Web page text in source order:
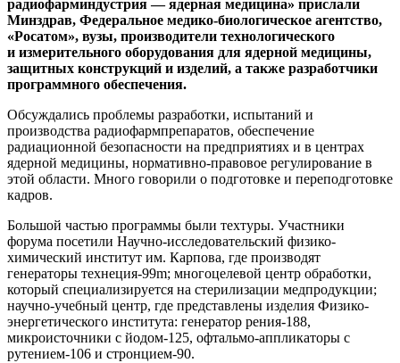
радиофарминдустрия — ​ядерная медицина» прислали
Минздрав, Федеральное медико-биологическое агентство,
«Росатом», вузы, производители технологического
и измерительного оборудования для ядерной медицины,
защитных конструкций и изделий, а также разработчики
программного обеспечения.
Обсуждались проблемы разработки, испытаний и
производства радиофармпрепаратов, обеспечение
радиационной безопасности на предприятиях и в центрах
ядерной медицины, нормативно-правовое регулирование в
этой области. Много говорили о подготовке и переподготовке
кадров.
Большой частью программы были техтуры. Участники
форума посетили Научно-исследовательский физико-
химический институт им. Карпова, где производят
генераторы технеция‑99m; многоцелевой центр обработки,
который специализируется на стерилизации медпродукции;
научно-учебный центр, где представлены изделия Физико-
энергетического института: генератор рения‑188,
микроисточники с йодом‑125, офтальмо-аппликаторы с
рутением‑106 и стронцием‑90.